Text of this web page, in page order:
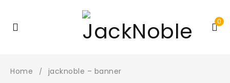
0
Home / jacknoble – banner